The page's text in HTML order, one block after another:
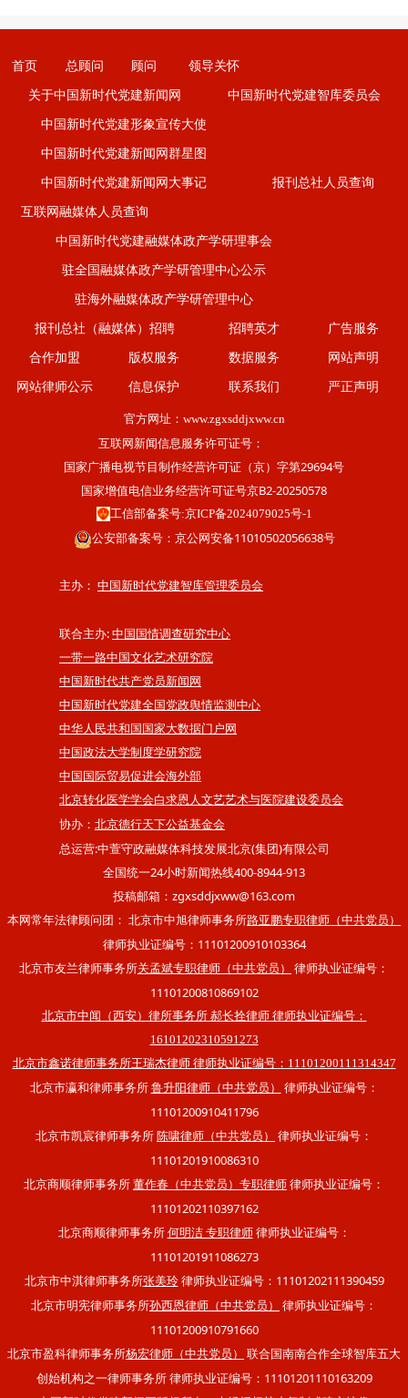
首页 总顾问 顾问 领导关怀
关于中国新时代党建新闻网 中国新时代党建智库委员会
中国新时代党建形象宣传大使
中国新时代党建新闻网群星图
中国新时代党建新闻网大事记 报刊总社人员查询
互联网融媒体人员查询
中国新时代党建融媒体政产学研理事会
驻全国融媒体政产学研管理中心公示
驻海外融媒体政产学研管理中心
报刊总社（融媒体）招聘 招聘英才 广告服务
合作加盟 版权服务 数据服务 网站声明
网站律师公示 信息保护 联系我们 严正声明
官方网址： www.zgxsddjxww.cn
互联网新闻信息服务许可证号：
国家广播电视节目制作经营许可证（京）字第29694号
国家增值电信业务经营许可证号京B2-20250578
工信部备案号:京ICP备2024079025号-1
公安部备案号：京公网安备11010502056638号
主办： 中国新时代党建智库管理委员会
联合主办: 中国国情调查研究中心
一带一路中国文化艺术研究院
中国新时代共产党员新闻网
中国新时代党建全国党政舆情监测中心
中华人民共和国国家大数据门户网
中国政法大学制度学研究院
中国国际贸易促进会海外部
北京转化医学学会白求恩人文艺艺术与医院建设委员会
协办： 北京德行天下公益基金会
总运营:中萱守政融媒体科技发展北京(集团)有限公司
全国统一24小时新闻热线400-8944-913
投稿邮箱：zgxsddjxww@163.com
本网常年法律顾问团： 北京市中旭律师事务所路亚鹏专职律师（中共党员）
律师执业证编号：11101200910103364
北京市友兰律师事务所关孟斌专职律师（中共党员）
律师执业证编号：
11101200810869102
北京市中闻（西安）律所事务所 郝长拴律师 律师执业证编号：
16101202310591273
北京市鑫诺律师事务所王瑞杰律师 律师执业证编号：11101200111314347
北京市瀛和律师事务所 鲁升阳律师（中共党员）
律师执业证编号：
11101200910411796
北京市凯宸律师事务所 陈啸律师（中共党员）
律师执业证编号：
11101201910086310
北京商顺律师事务所 董作春（中共党员）专职律师 律师执业证编号：
11101202110397162
北京商顺律师事务所 何明洁 专职律师律师执业证编号：
11101201911086273
北京市中淇律师事务所张美玲律师执业证编号：11101202111390459
北京市明宪律师事务所孙西恩律师（中共党员）
律师执业证编号：
11101200910791660
北京市盈科律师事务所杨宏律师（中共党员）
联合国南南合作全球智库五大
创始机构之一律师事务所 律师执业证编号：11101201110163209